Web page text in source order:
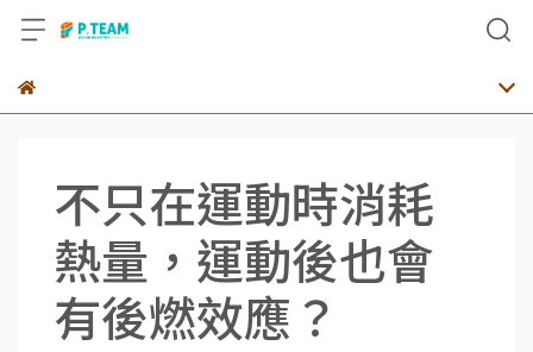
不只在運動時消耗
熱量，運動後也會
有後燃效應？